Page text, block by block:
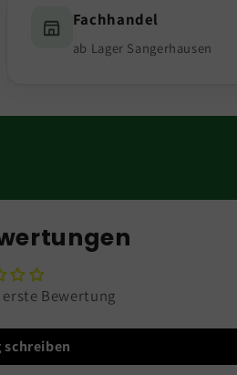
Fachhandel
ab Lager Sangerhausen
Bewertung